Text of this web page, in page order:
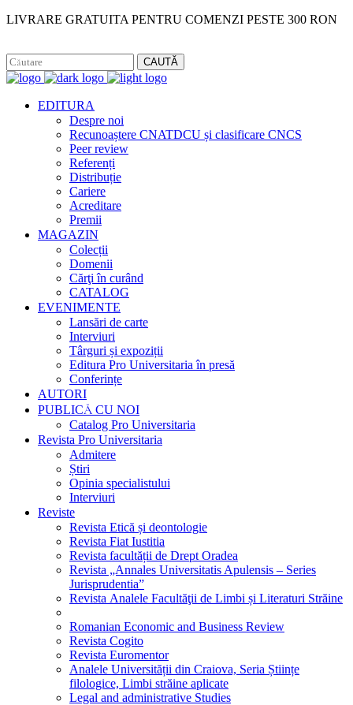
LIVRARE GRATUITA PENTRU COMENZI PESTE 300 RON
CAUTĂ
EDITURA
Despre noi
Recunoaștere CNATDCU și clasificare CNCS
Peer review
Referenți
Distribuție
Cariere
Acreditare
Premii
MAGAZIN
Colecții
Domenii
Cărţi în curând
CATALOG
EVENIMENTE
Lansări de carte
Interviuri
Târguri și expoziții
Editura Pro Universitaria în presă
Conferințe
AUTORI
PUBLICĂ CU NOI
Catalog Pro Universitaria
Revista Pro Universitaria
Admitere
Știri
Opinia specialistului
Interviuri
Reviste
Revista Etică și deontologie
Revista Fiat Iustitia
Revista facultății de Drept Oradea
Revista „Annales Universitatis Apulensis – Series
Jurisprudentia”
Revista Analele Facultăţii de Limbi și Literaturi Străine
Romanian Economic and Business Review
Revista Cogito
Revista Euromentor
Analele Universității din Craiova, Seria Științe
filologice, Limbi străine aplicate
Legal and administrative Studies